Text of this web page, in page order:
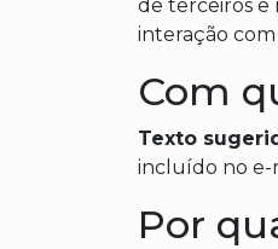
de terceiros e
interação
Com
Texto
incluído no e-
Por